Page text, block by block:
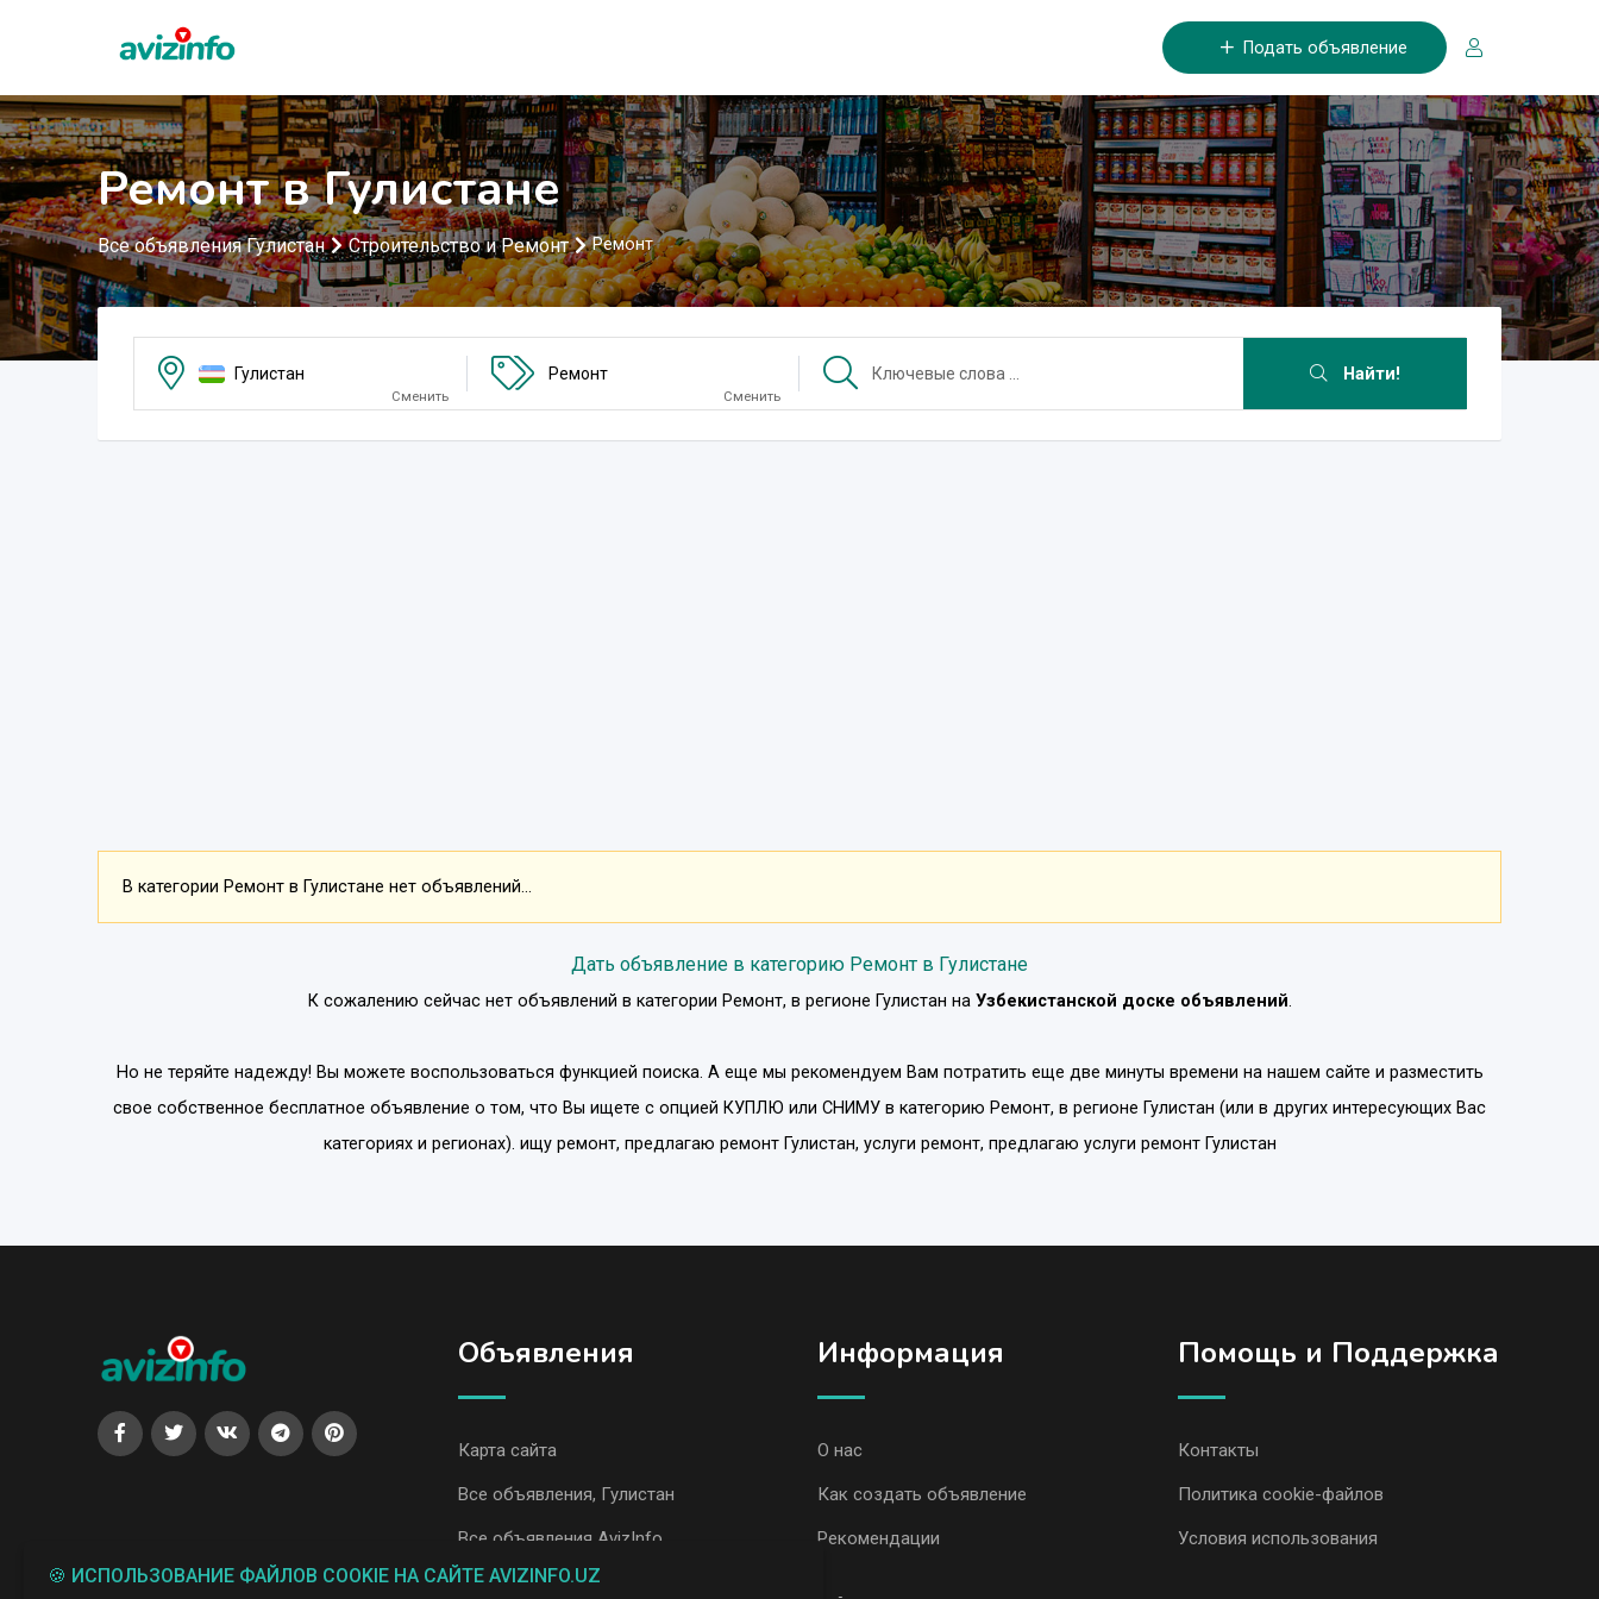
Подать объявление
Ремонт в Гулистане
Все объявления Гулистан Строительство и Ремонт Ремонт
Гулистан
Сменить
Ремонт
Сменить
Найти!
В категории Ремонт в Гулистане нет объявлений...
Дать объявление в категорию Ремонт в Гулистане
К сожалению сейчас нет объявлений в категории Ремонт, в регионе Гулистан на Узбекистанской доске объявлений.
Но не теряйте надежду! Вы можете воспользоваться функцией поиска. А еще мы рекомендуем Вам потратить еще две минуты времени на нашем сайте и разместить
свое собственное бесплатное объявление о том, что Вы ищете с опцией КУПЛЮ или СНИМУ в категорию Ремонт, в регионе Гулистан (или в других интересующих Вас
категориях и регионах). ищу ремонт, предлагаю ремонт Гулистан, услуги ремонт, предлагаю услуги ремонт Гулистан
Объявления
Карта сайта
Все объявления, Гулистан
Все объявления AvizInfo
Информация
О нас
Как создать объявление
Рекомендации
Помощь и Поддержка
Контакты
Политика cookie-файлов
Условия использования
🍪 ИСПОЛЬЗОВАНИЕ ФАЙЛОВ COOKIE НА САЙТЕ AVIZINFO.UZ